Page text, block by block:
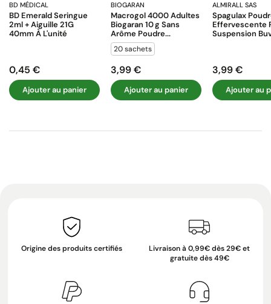
BD MÉDICAL
BD Emerald Seringue
2ml + Aiguille 21G
40mm À L'unité
Prix
0,45 €
Ajouter au panier
BIOGARAN
Macrogol 4000 Adultes
Biogaran 10 G Sans
Arôme Poudre...
20 sachets
Prix
3,99 €
Ajouter au panier
ALMIRALL SAS
Spagulax
Effervescente
Suspension
Prix
3,99 €
Ajouter au
Origine des produits certifiés
Livraison à 0,99€ dès 29€ et
gratuite dès 49€